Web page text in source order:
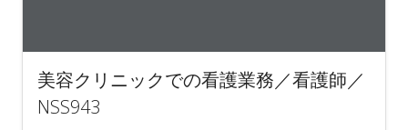
美容クリニックでの看護業務／看護師／
NSS943